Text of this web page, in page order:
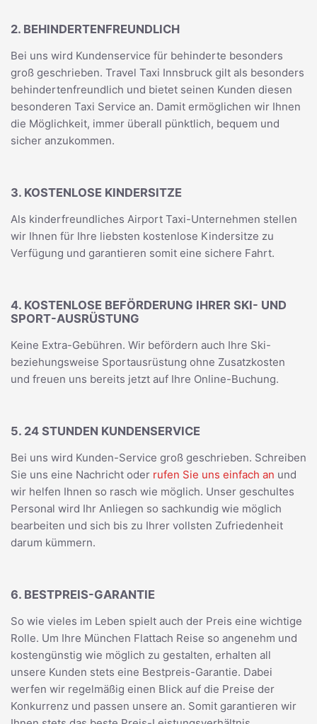
2. BEHINDERTENFREUNDLICH
Bei uns wird Kundenservice für behinderte besonders
groß geschrieben. Travel Taxi Innsbruck gilt als besonders
behindertenfreundlich und bietet seinen Kunden diesen
besonderen Taxi Service an. Damit ermöglichen wir Ihnen
die Möglichkeit, immer überall pünktlich, bequem und
sicher anzukommen.
3. KOSTENLOSE KINDERSITZE
Als kinderfreundliches Airport Taxi-Unternehmen stellen
wir Ihnen für Ihre liebsten kostenlose Kindersitze zu
Verfügung und garantieren somit eine sichere Fahrt.
4. KOSTENLOSE BEFÖRDERUNG IHRER SKI- UND
SPORT-AUSRÜSTUNG
Keine Extra-Gebühren. Wir befördern auch Ihre Ski-
beziehungsweise Sportausrüstung ohne Zusatzkosten
und freuen uns bereits jetzt auf Ihre Online-Buchung.
5. 24 STUNDEN KUNDENSERVICE
Bei uns wird Kunden-Service groß geschrieben. Schreiben
Sie uns eine Nachricht oder rufen Sie uns einfach an und
wir helfen Ihnen so rasch wie möglich. Unser geschultes
Personal wird Ihr Anliegen so sachkundig wie möglich
bearbeiten und sich bis zu Ihrer vollsten Zufriedenheit
darum kümmern.
6. BESTPREIS-GARANTIE
So wie vieles im Leben spielt auch der Preis eine wichtige
Rolle. Um Ihre München Flattach Reise so angenehm und
kostengünstig wie möglich zu gestalten, erhalten all
unsere Kunden stets eine Bestpreis-Garantie. Dabei
werfen wir regelmäßig einen Blick auf die Preise der
Konkurrenz und passen unsere an. Somit garantieren wir